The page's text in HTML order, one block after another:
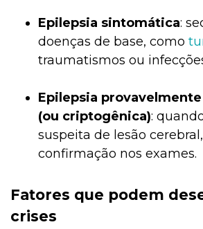
Epilepsia sintomática:
doenças de base, como
traumatismos ou
Epilepsia
(ou criptogênica):
suspeita de lesão
confirmação nos exames.
Fatores que podem
crises